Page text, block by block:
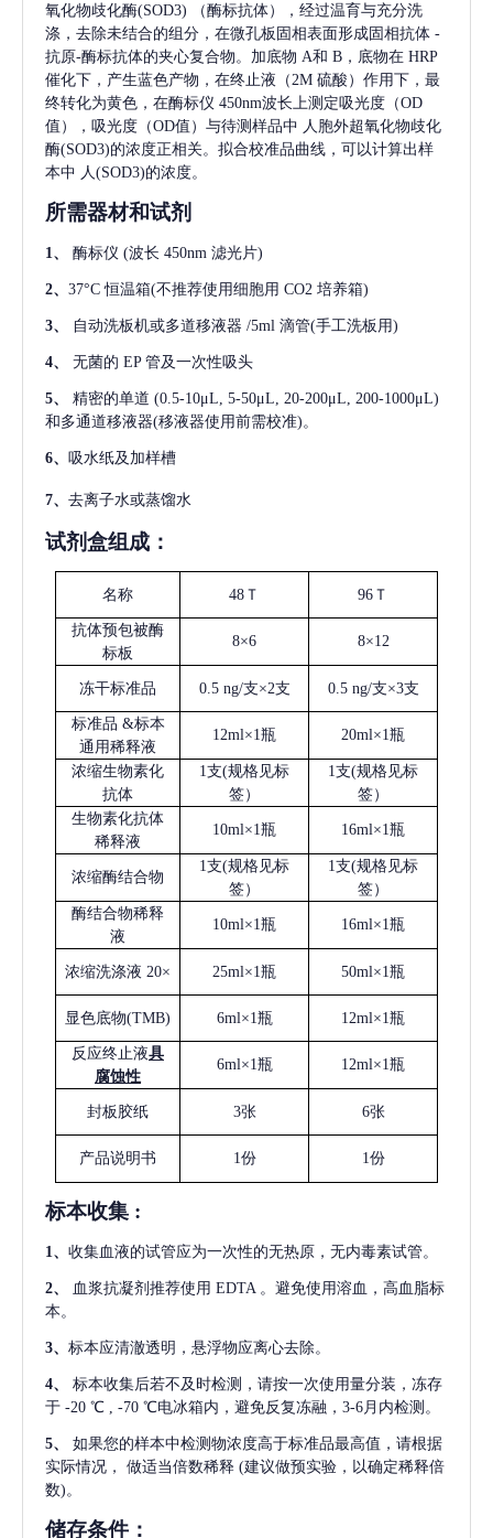
氧化物歧化酶(SOD3)
（酶标抗体），经过温育与充分洗
涤，去除未结合的组分，在微孔板固相表面形成固相抗体 -
抗原-酶标抗体的夹心复合物。加底物 A和 B，底物在 HRP
催化下，产生蓝色产物，在终止液（2M 硫酸）作用下，最
终转化为黄色，在酶标仪 450nm波长上测定吸光度（OD
值），吸光度（OD值）与待测样品中 人胞外超氧化物歧化
酶(SOD3)的浓度正相关。拟合校准品曲线，可以计算出样
本中 人(SOD3)的浓度。
所需器材和试剂
1、 酶标仪 (波长 450nm 滤光片)
2、 37°C 恒温箱(不推荐使用细胞用 CO2 培养箱)
3、 自动洗板机或多道移液器 /5ml 滴管(手工洗板用)
4、 无菌的 EP 管及一次性吸头
5、 精密的单道 (0.5-10μL, 5-50μL, 20-200μL, 200-1000μL)
和多通道移液器(移液器使用前需校准)。
6、 吸水纸及加样槽
7、 去离子水或蒸馏水
试剂盒组成：
名称 48Ｔ 96Ｔ
抗体预包被酶
标板
8×6 8×12
冻干标准品 0.5 ng/支×2支 0.5 ng/支×3支
标准品 &标本
通用稀释液
12ml×1瓶 20ml×1瓶
浓缩生物素化
抗体
1支(规格见标
签）
1支(规格见标
签）
生物素化抗体
稀释液
10ml×1瓶 16ml×1瓶
浓缩酶结合物
1支(规格见标
签）
1支(规格见标
签）
酶结合物稀释
液
10ml×1瓶 16ml×1瓶
浓缩洗涤液 20× 25ml×1瓶 50ml×1瓶
显色底物(TMB) 6ml×1瓶 12ml×1瓶
反应终止液具
腐蚀性
6ml×1瓶 12ml×1瓶
封板胶纸 3张 6张
产品说明书 1份 1份
标本收集 :
1 、 收集血液的试管应为一次性的无热原，无内毒素试管。
2、 血浆抗凝剂推荐使用 EDTA 。避免使用溶血，高血脂标
本。
3、 标本应清澈透明，悬浮物应离心去除。
4、
标本收集后若不及时检测，请按一次使用量分装，冻存
于 -20 ℃ , -70 ℃电冰箱内，避免反复冻融，3-6月内检测。
5、
如果您的样本中检测物浓度高于标准品最高值，请根据
实际情况，
做适当倍数稀释 (建议做预实验，以确定稀释倍
数)。
储存条件：